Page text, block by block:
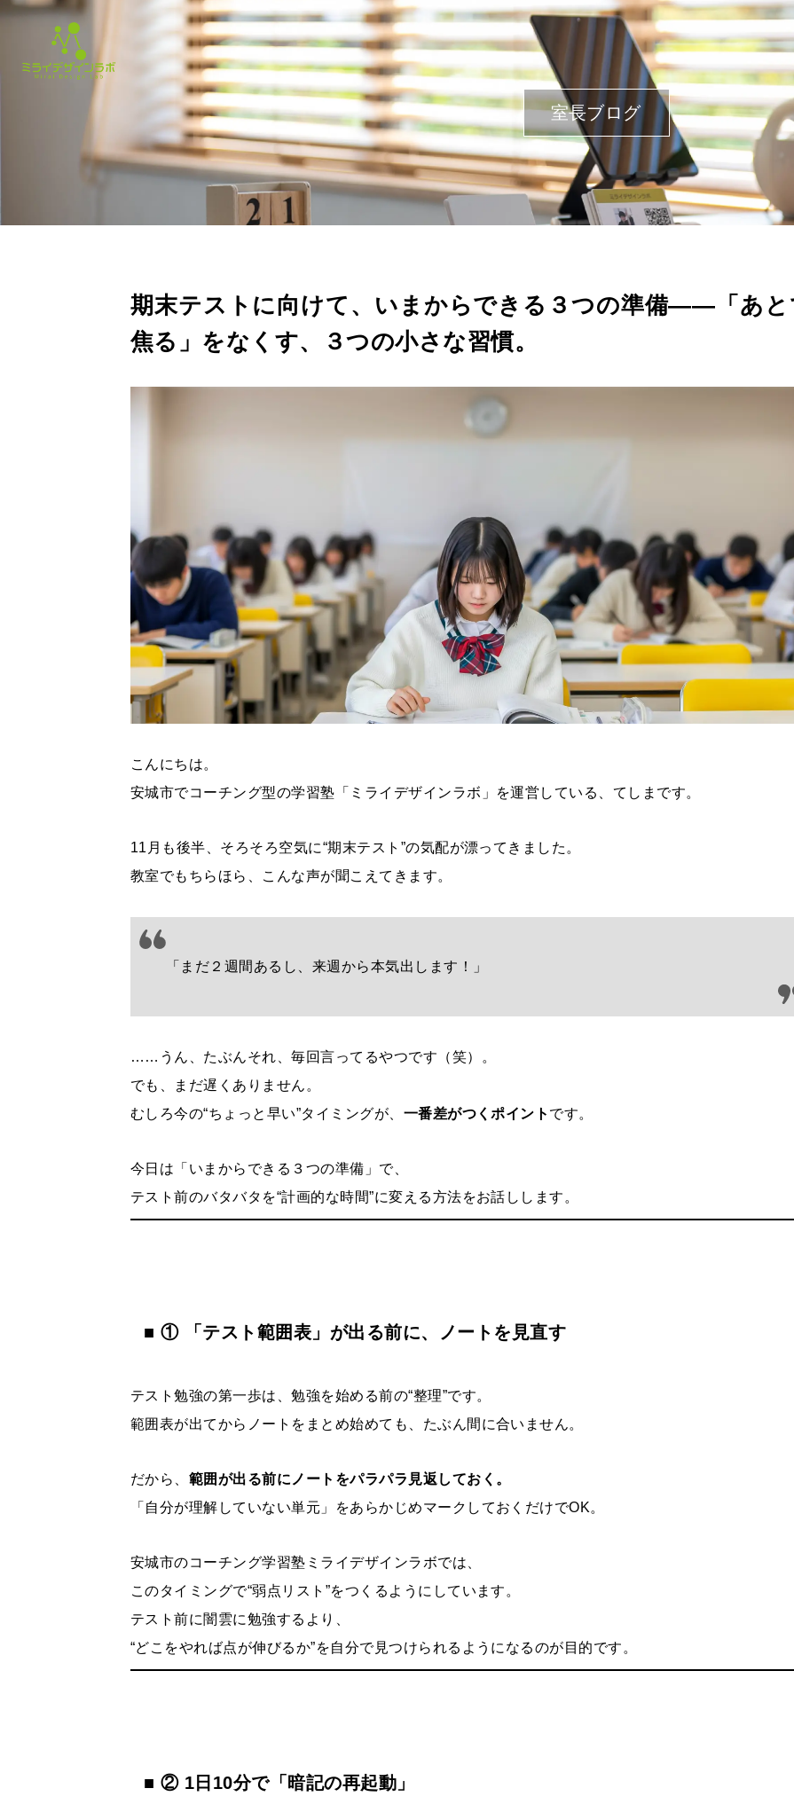
室長ブログ
期末テストに向けて、いまからできる３つの準備――「あと
焦る」をなくす、３つの小さな習慣。
こんにちは。
安城市でコーチング型の学習塾「ミライデザインラボ」を運営している、てしまです。
11月も後半、そろそろ空気に“期末テスト”の気配が漂ってきました。
教室でもちらほら、こんな声が聞こえてきます。
「まだ２週間あるし、来週から本気出します！」
……うん、たぶんそれ、毎回言ってるやつです（笑）。
でも、まだ遅くありません。
むしろ今の“ちょっと早い”タイミングが、 一番差がつくポイント です。
今日は「いまからできる３つの準備」で、
テスト前のバタバタを“計画的な時間”に変える方法をお話しします。
■ ① 「テスト範囲表」が出る前に、ノートを見直す
テスト勉強の第一歩は、勉強を始める前の“整理”です。
範囲表が出てからノートをまとめ始めても、たぶん間に合いません。
だから、 範囲が出る前にノートをパラパラ見返しておく。
「自分が理解していない単元」をあらかじめマークしておくだけでOK。
安城市のコーチング学習塾ミライデザインラボでは、
このタイミングで“弱点リスト”をつくるようにしています。
テスト前に闇雲に勉強するより、
“どこをやれば点が伸びるか”を自分で見つけられるようになるのが目的です。
■ ② 1日10分で「暗記の再起動」